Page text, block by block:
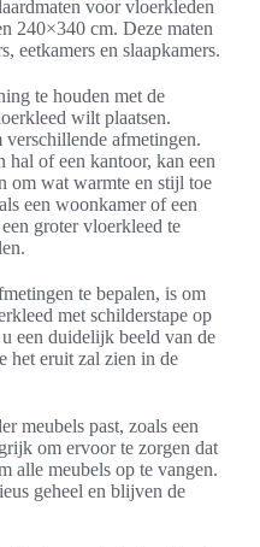
voor vloerkleden
240×340 cm. Deze maten
eetkamers en slaapkamers.
te houden met de
wilt plaatsen.
afmetingen.
hal of een kantoor, kan een
om wat warmte en stijl toe
een woonkamer of een
groter vloerkleed te
te bepalen, is om
met schilderstape op
een duidelijk beeld van de
het eruit zal zien in de
meubels past, zoals een
om ervoor te zorgen dat
alle meubels op te vangen.
geheel en blijven de